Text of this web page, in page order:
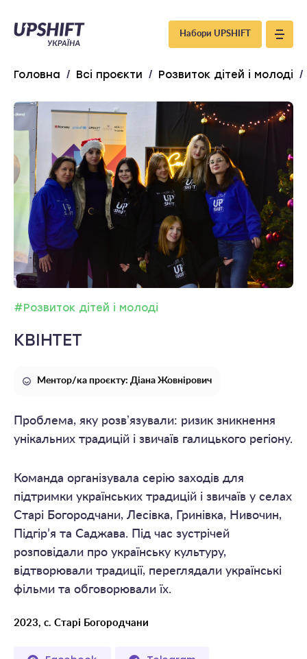
Upshift
–
Україна
Набори UPSHIFT
Головна / Всі проєкти / Розвиток дітей і молоді /
#Розвиток дітей і молоді
КВІНТЕТ
Ментор/ка проєкту: Діана Жовнірович
Проблема, яку розвʼязували: ризик зникнення
унікальних традицій і звичаїв галицького регіону.
Команда організувала серію заходів для
підтримки українських традицій і звичаїв у селах
Старі Богородчани, Лесівка, Гринівка, Нивочин,
Підгір’я та Саджава. Під час зустрічей
розповідали про українську культуру,
відтворювали традиції, переглядали українські
фільми та обговорювали їх.
2023, с. Старі Богородчани